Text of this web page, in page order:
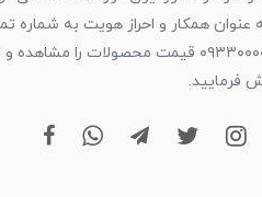
عنوان همکار و احراز هویت به شماره
۰۹۳۳۰۰۰۰۹۵۵ قیمت محصولات را مشاهده
فرمایید.